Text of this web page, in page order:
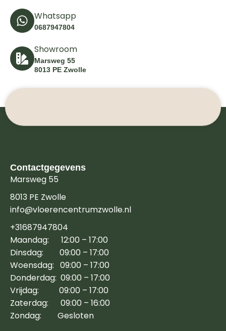
Whatsapp
0687947804
Showroom
Marsweg 55
8013 PE Zwolle
Contactgegevens
Marsweg 55
8013 PE Zwolle
info@vloerencentrumzwolle.nl
+31687947804
Maandag: 12:00 – 17:00
Dinsdag: 09:00 – 17:00
Woensdag: 09:00 – 17:00
Donderdag: 09:00 – 17:00
Vrijdag: 09:00 – 17:00
Zaterdag: 09:00 – 16:00
Zondag: Gesloten